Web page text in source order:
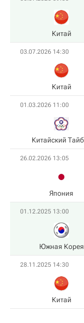
Китай
03.07.2026 14:30
Китай
01.03.2026 11:00
Китайский
26.02.2026 13:05
Япония
01.12.2025 13:00
Южная Корея
28.11.2025 14:30
Китай